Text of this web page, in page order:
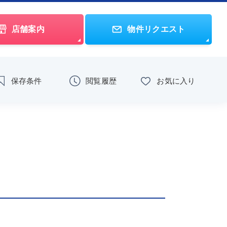
店舗案内 物件リクエスト
保存条件 閲覧履歴 お気に入り